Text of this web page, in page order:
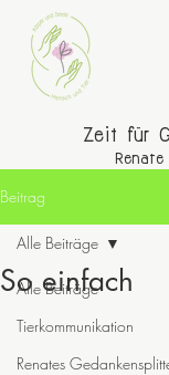
Zeit für
Beitrag
Alle Beiträge
Tierkommunikation
Renates
Alle Beiträge
So einfach